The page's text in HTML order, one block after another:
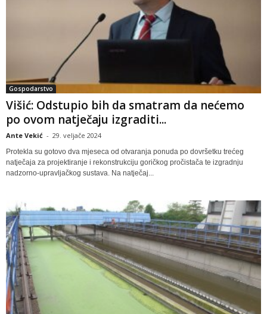
Gospodarstvo
Višić: Odstupio bih da smatram da nećemo
po ovom natječaju izgraditi...
Ante Vekić - 29. veljače 2024
Protekla su gotovo dva mjeseca od otvaranja ponuda po dovršetku trećeg
natječaja za projektiranje i rekonstrukciju goričkog pročistača te izgradnju
nadzorno-upravljačkog sustava. Na natječaj...